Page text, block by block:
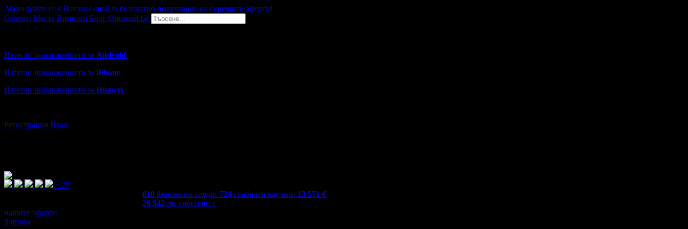
Абонирайте се с Вашия e-mail за безплатно получаване на горещите оферти!
Оферти Места Винетки Блог Опознай.bg
Изтегли приложението за Android.
Изтегли приложението за iPhone.
Изтегли приложението за Huawei.
Регистрация Вход
+29
610 фенове ни следят 724 грабнати ваучери 13 571 €
26 542лв. спестени с
нашите оферти
3 приза